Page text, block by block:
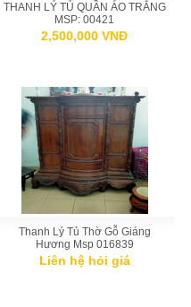
THANH LÝ TỦ QUẦN ÁO TRẮNG
MSP: 00421
2,500,000 VNĐ
Thanh Lý Tủ Thờ Gỗ Giáng
Hương Msp 016839
Liên hệ hỏi giá